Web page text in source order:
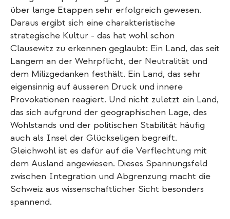
über lange Etappen sehr erfolgreich gewesen.
Daraus ergibt sich eine charakteristische
strategische Kultur - das hat wohl schon
Clausewitz zu erkennen geglaubt: Ein Land, das seit
Langem an der Wehrpflicht, der Neutralität und
dem Milizgedanken festhält. Ein Land, das sehr
eigensinnig auf äusseren Druck und innere
Provokationen reagiert. Und nicht zuletzt ein Land,
das sich aufgrund der geographischen Lage, des
Wohlstands und der politischen Stabilität häufig
auch als Insel der Glückseligen begreift.
Gleichwohl ist es dafür auf die Verflechtung mit
dem Ausland angewiesen. Dieses Spannungsfeld
zwischen Integration und Abgrenzung macht die
Schweiz aus wissenschaftlicher Sicht besonders
spannend.